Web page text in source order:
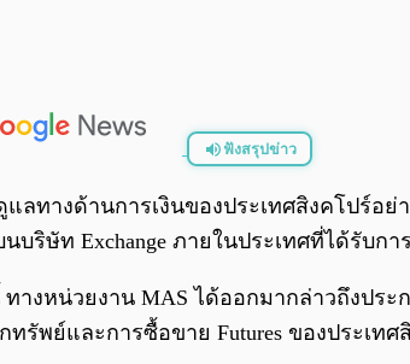
ฟังสรุปข่าว
ลทางด้านการเงินของประเทศสิงคโปร์อย่
บริษัท Exchange ภายในประเทศที่ได้รับก
างหน่วยงาน MAS ได้ออกมากล่าวถึงปร
รัพย์และการซื้อขาย Futures ของประเทศ